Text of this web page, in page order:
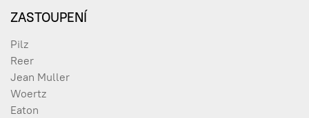
ZASTOUPENÍ
Pilz
Reer
Jean Muller
Woertz
Eaton